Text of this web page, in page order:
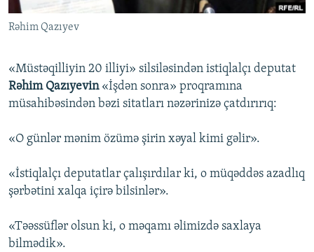
AZADLIQRADIOSU MOBIL TELEFONUNUZDA
BIZIMLƏ ƏLAQƏ
RFE/RL-in bütün saytları
Rəhim Qazıyev
«Müstəqilliyin 20 illiyi» silsiləsindən istiqlalçı deputat
Rəhim Qazıyevin«İşdən sonra» proqramına
müsahibəsindən bəzi sitatları nəzərinizə çatdırırıq:
«O günlər mənim özümə şirin xəyal kimi gəlir».
«İstiqlalçı deputatlar çalışırdılar ki, o müqəddəs azadlıq
şərbətini xalqa içirə bilsinlər».
«Təəssüflər olsun ki, o məqamı əlimizdə saxlaya
bilmədik».